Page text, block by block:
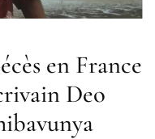
en France
Deo